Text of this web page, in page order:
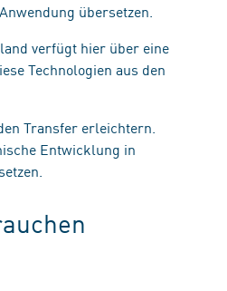
übersetzen.
verfügt hier über eine
Technologien aus den
Transfer erleichtern.
Entwicklung in